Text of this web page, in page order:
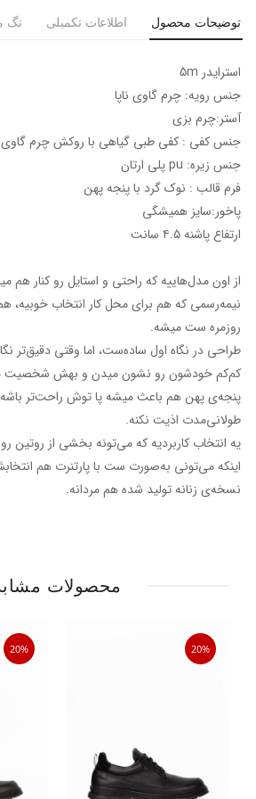
توضیحات محصول اطلاعات تکمیلی تگ
استرایدر 5m
جنس رویه: چرم گاوی ناپا
آستر:چرم بزی
جنس کفی : کفی طبی گیاهی با روکش چرم گاوی
جنس زیره: pu پلی ارتان
فرم قالب : نوک گرد با پنجه پهن
پاخور:سایز همیشگی
ارتفاع پاشنه ۴.۵ سانت
از اون مدل‌هاییه که راحتی و استایل رو کنار هم
نیمه‌رسمی که هم برای محل کار انتخاب خوبیه،
روزمره ست میشه.
طراحی در نگاه اول ساده‌ست، اما وقتی دقیق‌تر
کم‌کم خودشون رو نشون میدن و بهش شخصیت
پنجه‌ی پهن هم باعث میشه پا توش راحت‌تر باشه
طولانی‌مدت اذیت نکنه.
یه انتخاب کاربردیه که می‌تونه بخشی از روتین
اینکه می‌تونی به‌صورت ست با پارتنرت هم
نسخه‌ی زنانه تولید شده هم مردانه.
محصولات
20%
20%